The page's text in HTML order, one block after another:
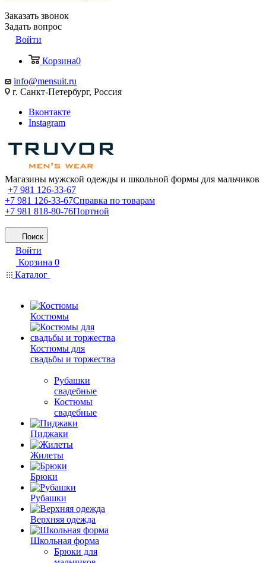
Заказать звонок
Задать вопрос
Войти
Корзина0
info@mensuit.ru
г. Санкт-Петербург, Россия
Вконтакте
Instagram
Магазины мужской одежды и школьной формы для мальчиков
+7 981 126-33-67
+7 981 126-33-67Справка по товарам
+7 981 818-80-76Портной
Поиск
Войти
Корзина 0
Каталог
Костюмы
Костюмы для
свадьбы и торжества
Рубашки
свадебные
Костюмы
свадебные
Пиджаки
Жилеты
Брюки
Рубашки
Верхняя одежда
Школьная форма
Брюки для